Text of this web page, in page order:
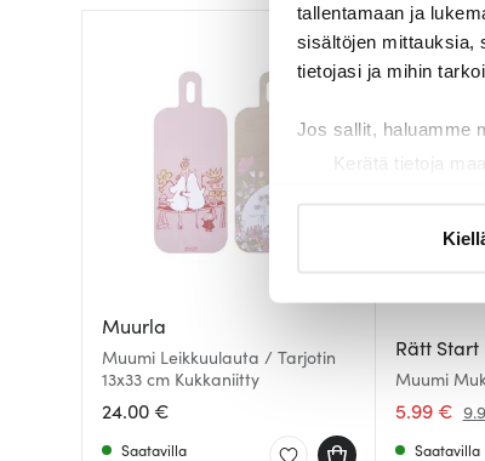
tallentamaan ja
sisältöjen mittauksia,
tietojasi ja mihin
Jos sallit, haluamme
Kerätä tietoja
ja kävijämäärämme
kumppaneillemme
Muurla
Muumi Leikkuulauta / Tarjotin
13x33 cm Kukkaniitty
24.00 €
Saatavilla
Rätt Start
Muumi
karit
5.99 €
Saatavilla